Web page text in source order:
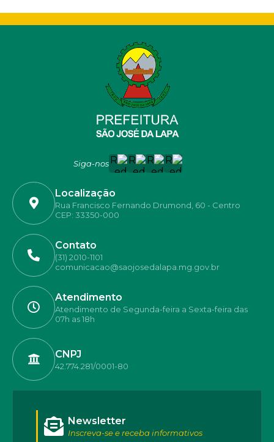
Siga-nos
Localização
Rua Francisco Fernando Drumond, 60 - Centro
CEP: 33350-000
Contato
(31) 2010-1101
comunicacao@saojosedalapa.mg.gov.br
Atendimento
Atendimento de Segunda-feira a Sexta-feira das
07h as 18h
CNPJ
42.774.281/0001-80
Newsletter
Inscreva-se e receba informativos